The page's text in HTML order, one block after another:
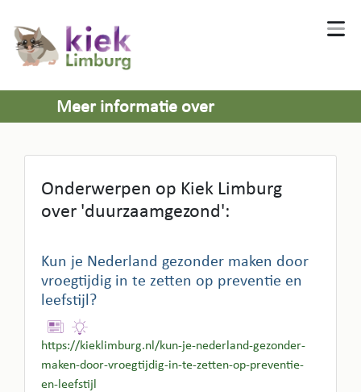
Meer informatie over
Onderwerpen op Kiek Limburg
over 'duurzaamgezond':
Kun je Nederland gezonder maken door
vroegtijdig in te zetten op preventie en
leefstijl?
https://kieklimburg.nl/kun-je-nederland-gezonder-
maken-door-vroegtijdig-in-te-zetten-op-preventie-
en-leefstijl